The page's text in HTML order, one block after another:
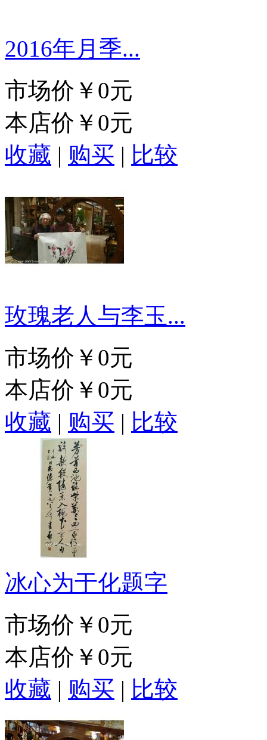
2016年月季...
市场价 ￥0元
本店价 ￥0元
收藏 | 购买 | 比较
玫瑰老人与李玉...
市场价 ￥0元
本店价 ￥0元
收藏 | 购买 | 比较
冰心为于化题字
市场价 ￥0元
本店价 ￥0元
收藏 | 购买 | 比较